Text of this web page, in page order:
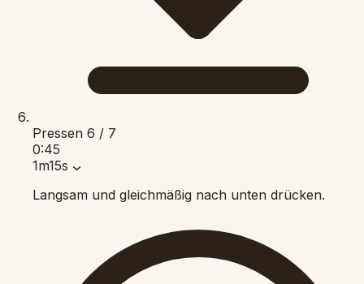
Pressen 6 / 7
0:45
1m15s
Langsam und gleichmäßig nach unten drücken.